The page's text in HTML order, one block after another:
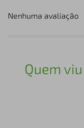
Nenhuma avaliação
Quem